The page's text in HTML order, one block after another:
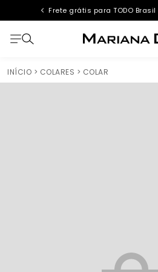
Frete grátis para TODO
INÍCIO > COLARES > COLAR